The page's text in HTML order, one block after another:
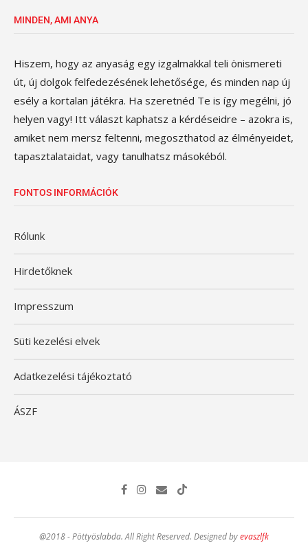
MINDEN, AMI ANYA
Hiszem, hogy az anyaság egy izgalmakkal teli önismereti
út, új dolgok felfedezésének lehetősége, és minden nap új
esély a kortalan játékra. Ha szeretnéd Te is így megélni, jó
helyen vagy! Itt választ kaphatsz a kérdéseidre – azokra is,
amiket nem mersz feltenni, megoszthatod az élményeidet,
tapasztalataidat, vagy tanulhatsz másokéból.
FONTOS INFORMÁCIÓK
Rólunk
Hirdetőknek
Impresszum
Süti kezelési elvek
Adatkezelési tájékoztató
ÁSZF
@2018 - Pöttyöslabda. All Right Reserved. Designed byevaszlfk